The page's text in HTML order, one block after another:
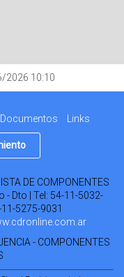
2026 10:10
Documentos Links
DE COMPONENTES
- Dto | Tel: 54-11-5032-
5275-9031
- COMPONENTES